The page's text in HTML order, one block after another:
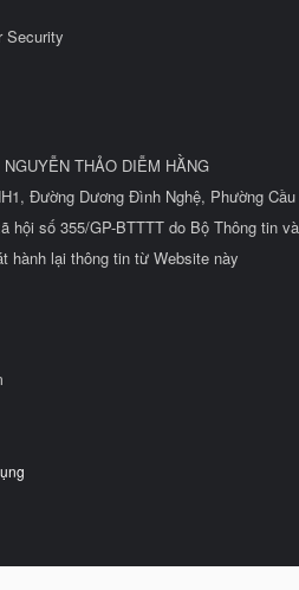
Security
THẢO DIỄM HẰNG
Đường Dương Đình Nghệ, Phường
hội số 355/GP-BTTTT do Bộ Thông tin
hành lại thông tin từ Website này